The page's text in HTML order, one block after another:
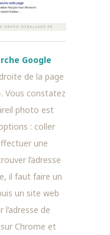
Google
de la page
Vous constatez
photo est
: coller
une
l’adresse
il faut faire un
un site web
de
Chrome et